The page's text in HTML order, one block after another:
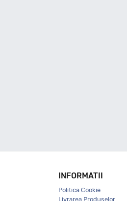
INFORMATII
Politica Cookie
Livrarea Produselor